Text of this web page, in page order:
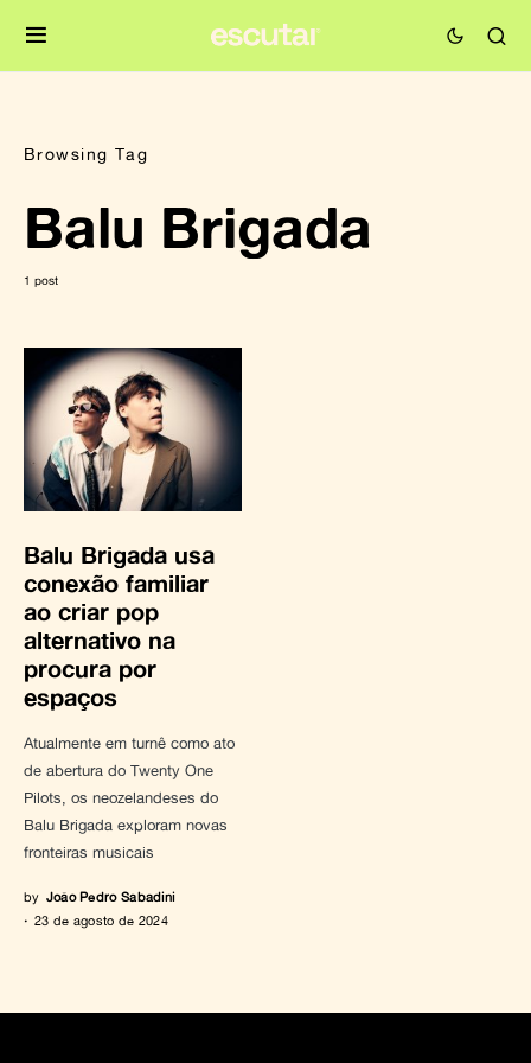
Browsing Tag
Balu Brigada
1 post
Balu Brigada usa
conexão familiar
ao criar pop
alternativo na
procura por
espaços
Atualmente em turnê como ato
de abertura do Twenty One
Pilots, os neozelandeses do
Balu Brigada exploram novas
fronteiras musicais
by João Pedro Sabadini
23 de agosto de 2024